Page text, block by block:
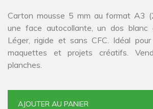
Carton mousse 5 mm au format A3
une face autocollante, un dos
Léger, rigide et sans CFC. Idéal pour
maquettes et projets créatifs.
planches.
AJOUTER AU PANIER